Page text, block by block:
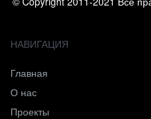
НАВИГАЦИЯ
Главная
О нас
Проекты